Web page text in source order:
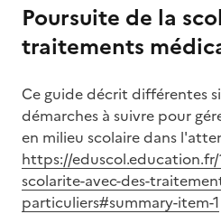
Poursuite de la
traitements
Ce guide décrit différentes
démarches à suivre pour
en milieu scolaire dans
https://
scolarite-avec-des-
particuliers#summary-item-1